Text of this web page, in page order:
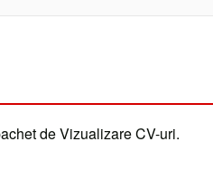
de Vizualizare CV-uri.